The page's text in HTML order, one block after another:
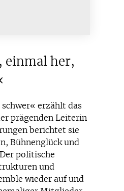
einmal her,
erzählt das
prägenden Leiterin
berichtet sie
Bühnenglück und
politische
und
wieder auf und